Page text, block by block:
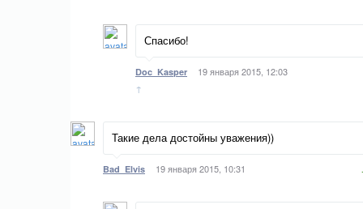
Спасибо!
Doc_Kasper
19 января 2015, 12:03
↑
Такие дела достойны уважения))
Bad_Elvis 19 января 2015, 10:31